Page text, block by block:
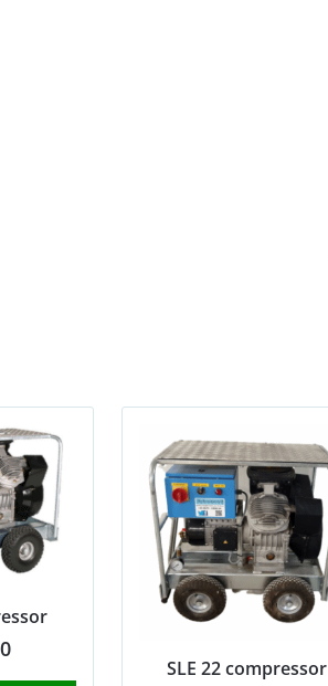
SLE 22 compressor